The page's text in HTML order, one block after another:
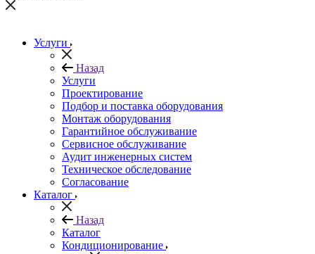
Услуги
Назад
Услуги
Проектирование
Подбор и поставка оборудования
Монтаж оборудования
Гарантийное обслуживание
Сервисное обслуживание
Аудит инженерных систем
Техническое обследование
Согласование
Каталог
Назад
Каталог
Кондиционирование